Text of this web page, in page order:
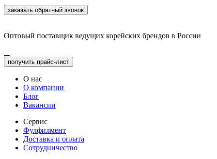
заказать обратный звонок
Оптовый поставщик ведущих корейских брендов в России
получить прайс-лист
О нас
О компании
Блог
Вакансии
Сервис
Фулфилмент
Доставка и оплата
Сотрудничество